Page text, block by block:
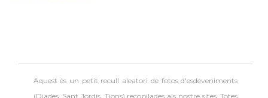
Aquest és un petit recull aleatori de fotos d'esdeveniments
(Diades, Sant Jordis, Tions) recopilades als nostre sites. Totes